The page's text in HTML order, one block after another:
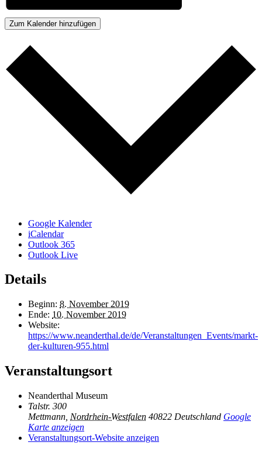
Zum Kalender hinzufügen
Google Kalender
iCalendar
Outlook 365
Outlook Live
Details
Beginn: 8. November 2019
Ende: 10. November 2019
Website:
https://www.neanderthal.de/de/Veranstaltungen_Events/markt-
der-kulturen-955.html
Veranstaltungsort
Neanderthal Museum
Talstr. 300
Mettmann Nordrhein-Westfalen 40822 Deutschland Google
Karte anzeigen
Veranstaltungsort-Website anzeigen